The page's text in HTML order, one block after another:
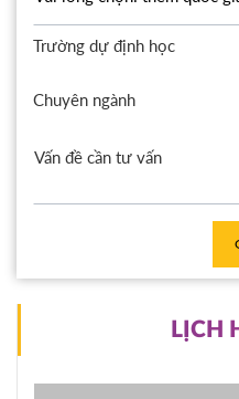
Trường dự định học
Chuyên ngành
LỊCH